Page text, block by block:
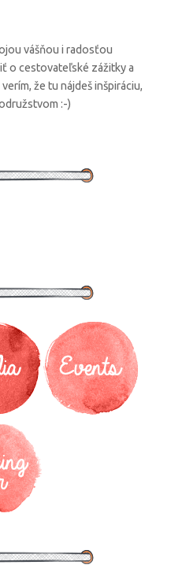
vášňou i radosťou
o cestovateľské zážitky a
že tu nájdeš inšpiráciu,
:-)